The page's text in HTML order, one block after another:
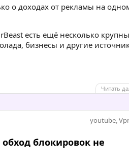
о доходах от рекламы на
есть ещё несколько
бизнесы и другие
Читать
youtube,
блокировок не